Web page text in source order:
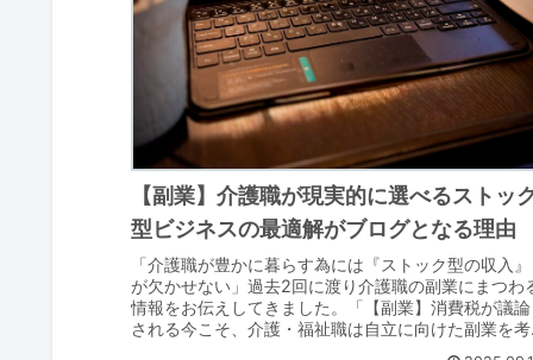
【副業】介護職が現実的に選べるストッ
型ビジネスの最適解がブログとなる理由
「介護職が豊かに暮らす為には『ストック型の収入』
が欠かせない」過去2回に渡り介護職の副業にまつわ
情報をお伝えしてきました。「【副業】消費税が議論
される今こそ、介護・福祉職は自立に向けた副業を考